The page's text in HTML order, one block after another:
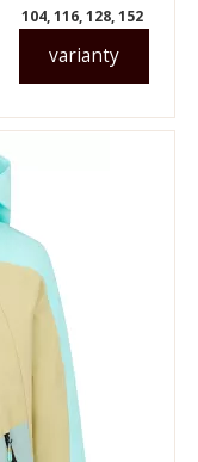
varianty
104, 116, 128, 152